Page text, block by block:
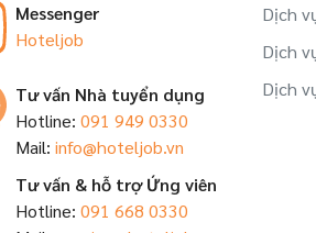
Việc làm Nhân viên tại Gia Lai
Messenger
Hoteljob
Tư vấn Nhà tuyển dụng
Hotline: 091 949 0330
Mail: info@hoteljob.vn
Tư vấn & hỗ trợ Ứng viên
Hotline: 091 668 0330
Dịch
Dịch
Dịch